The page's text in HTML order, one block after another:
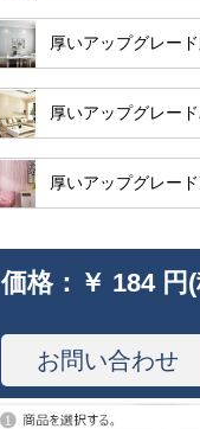
厚いアップグレー
厚いアップグレー
厚いアップグレー
価格： ￥ 184 円
お問い合わせ